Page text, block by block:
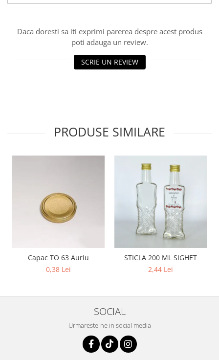
Daca doresti sa iti exprimi parerea despre acest produs
poti adauga un review.
SCRIE UN REVIEW
PRODUSE SIMILARE
Capac TO 63 Auriu
0,38 Lei
STICLA 200 ML SIGHET
2,44 Lei
SOCIAL
Urmareste-ne in social media